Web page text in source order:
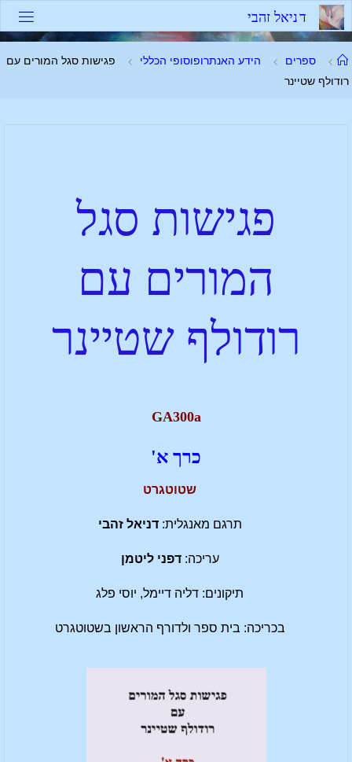
דניאל זהבי
ספרים הידע האנתרופוסופי הכללי
פגישות סגל המורים עם
רודולף שטיינר
פגישות סגל
המורים עם
רודולף שטיינר
GA300a
כרך א'
שטוטגרט
תרגם מאנגלית:דניאל זהבי
עריכה:דפני ליטמן
תיקונים: דליה דיימל, יוסי פלג
בכריכה: בית ספר ולדורף הראשון בשטוטגרט